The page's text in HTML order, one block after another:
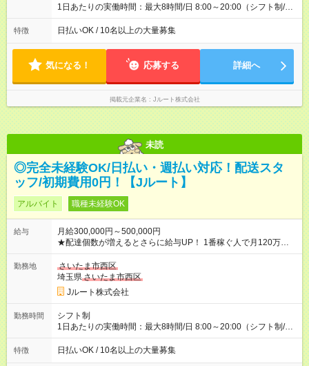
1日あたりの実働時間：最大8時間/日 8:00～20:00（シフト制/実
働8時間） ※週5日勤務（場所次第では週4も有り） ※配達状況に
よって時間外での勤務可能性有り ※案件により多少の前後あり
特徴 日払いOK / 10名以上の大量募集
気になる！ 応募する 詳細へ
掲載元企業名 Jルート株式会社
未読
◎完全未経験OK/日払い・週払い対応！配送スタ
ッフ/初期費用0円！【Jルート】
アルバイト 職種未経験OK
給与
月給300,000円～500,000円
★配達個数が増えるとさらに給与UP！ 1番稼ぐ人で月120万ほ
ど！ ・主要都市エリア 月収55万円／週5日稼働 月収65万~112
万円／週6日稼働 ・地方郊外エリア 月収40万円／週5日稼働 月
収40万円~50万円／週6日稼働 ＜モデルイメージ＞ ■月収50万
円 (27歳男性/江東区在住)※元建築関係 1日150個配達×25日勤務
(日休み) ■月収80万円(43歳男性/墨田区在住)※元営業 1日200個
勤務地
さいたま市西区
埼玉県さいたま市西区
Jルート株式会社
勤務時間
シフト制
1日あたりの実働時間：最大8時間/日 8:00～20:00（シフト制/実
働8時間） ※週5日勤務（場所次第では週4も有り） ※配達状況に
よって時間外での勤務可能性有り ※案件により多少の前後あり
特徴 日払いOK / 10名以上の大量募集